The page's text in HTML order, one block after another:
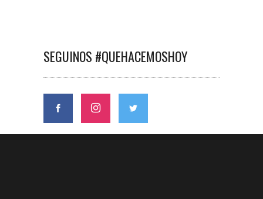
SEGUINOS #QUEHACEMOSHOY